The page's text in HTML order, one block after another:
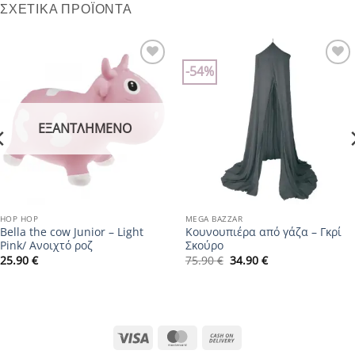
ΣΧΕΤΙΚΆ ΠΡΟΪΌΝΤΑ
Add to
wishlist
ΕΞΑΝΤΛΗΜΈΝΟ
HOP HOP
Bella the cow Junior – Light
Pink/ Ανοιχτό ροζ
25.90 €
-54%
MEGA BAZZAR
Κουνουπιέρα από γάζα – Γκρί
Σκούρο
75.90€ Original
price
34.90 €Η
τρέχουσα
Visa MasterCard